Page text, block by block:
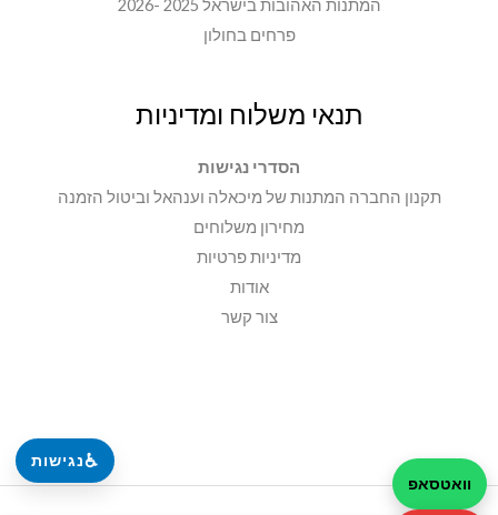
♿נגישות
המתנות האהובות בישראל 2025 -2026
פרחים בחולון
תנאי משלוח ומדיניות
הסדרי נגישות
תקנון החברה המתנות של מיכאלה וענהאל וביטול הזמנה
מחירון משלוחים
מדיניות פרטיות
אודות
צור קשר
וואטסאפ